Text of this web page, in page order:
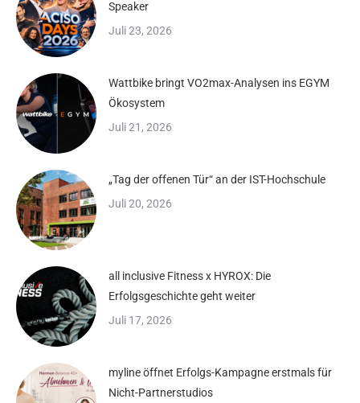
Speaker
Juli 23, 2026
Wattbike bringt VO2max-Analysen ins EGYM
Ökosystem
Juli 21, 2026
„Tag der offenen Tür“ an der IST-Hochschule
Juli 20, 2026
all inclusive Fitness x HYROX: Die
Erfolgsgeschichte geht weiter
Juli 17, 2026
myline öffnet Erfolgs-Kampagne erstmals für
Nicht-Partnerstudios